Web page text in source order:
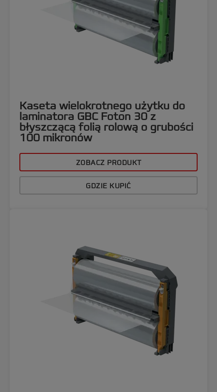
Kaseta wielokrotnego użytku do
laminatora GBC Foton 30 z
błyszczącą folią rolową o grubości
100 mikronów
ZOBACZ PRODUKT
GDZIE KUPIĆ